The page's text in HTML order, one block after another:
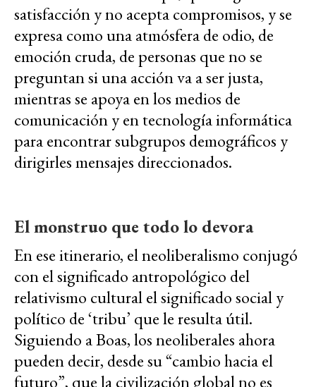
satisfacción y no acepta compromisos, y se
expresa como una atmósfera de odio, de
emoción cruda, de personas que no se
preguntan si una acción va a ser justa,
mientras se apoya en los medios de
comunicación y en tecnología informática
para encontrar subgrupos demográficos y
dirigirles mensajes direccionados.
El monstruo que todo lo devora
En ese itinerario, el neoliberalismo conjugó
con el significado antropológico del
relativismo cultural el significado social y
político de ‘tribu’ que le resulta útil.
Siguiendo a Boas, los neoliberales ahora
pueden decir, desde su “cambio hacia el
futuro”, que la civilización global no es